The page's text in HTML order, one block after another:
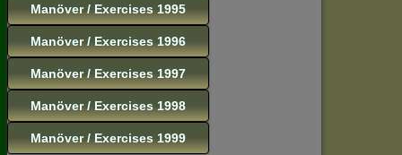
Manöver / Exercises 1995
Manöver / Exercises 1996
Manöver / Exercises 1997
Manöver / Exercises 1998
Manöver / Exercises 1999